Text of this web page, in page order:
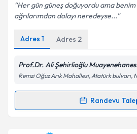
Kişisel verilerimin
Metni'ni okudum ve kişisel
kapsamda işlenmesini
Takvim
Her gün güneş doğuyordu ama
ağrılarımdan dolayı neredeyse...
Adres 1 Adres 2
Prof.Dr. Ali Şehirlioğlu Muayenehanesi
Remzi Oğuz Arık Mahallesi, Atatürk bulvarı,
Randevu
Randevu Takvimi Talebi